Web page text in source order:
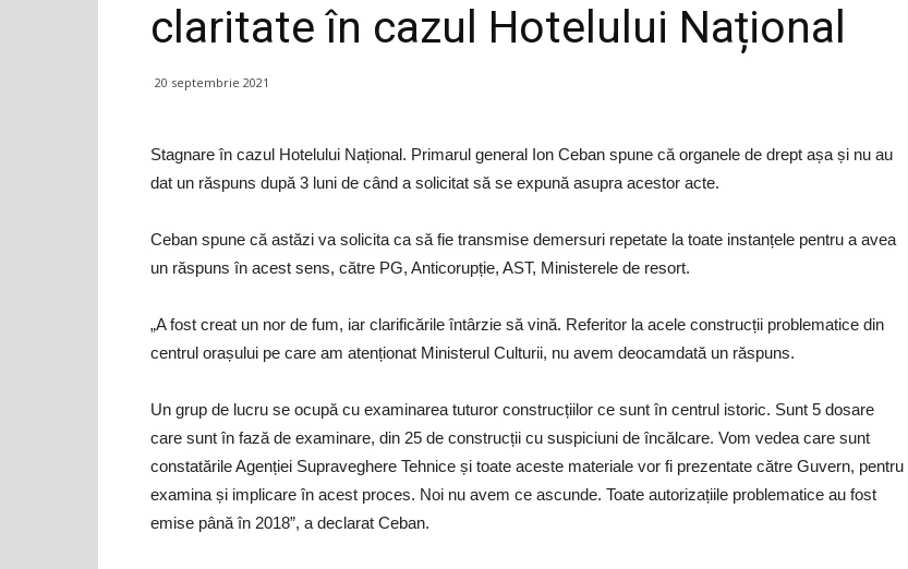
claritate în cazul Hotelului Național
20 septembrie 2021
Stagnare în cazul Hotelului Național. Primarul general Ion Ceban spune că organele de drept așa și nu au
dat un răspuns după 3 luni de când a solicitat să se expună asupra acestor acte.
Ceban spune că astăzi va solicita ca să fie transmise demersuri repetate la toate instanțele pentru a avea
un răspuns în acest sens, către PG, Anticorupție, AST, Ministerele de resort.
„A fost creat un nor de fum, iar clarificările întârzie să vină. Referitor la acele construcții problematice din
centrul orașului pe care am atenționat Ministerul Culturii, nu avem deocamdată un răspuns.
Un grup de lucru se ocupă cu examinarea tuturor construcțiilor ce sunt în centrul istoric. Sunt 5 dosare
care sunt în fază de examinare, din 25 de construcții cu suspiciuni de încălcare. Vom vedea care sunt
constatările Agenției Supraveghere Tehnice și toate aceste materiale vor fi prezentate către Guvern, pentru
examina și implicare în acest proces. Noi nu avem ce ascunde. Toate autorizațiile problematice au fost
emise până în 2018”, a declarat Ceban.